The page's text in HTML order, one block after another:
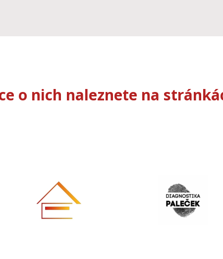
o nich naleznete na